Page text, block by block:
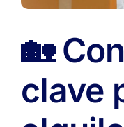
🏡
clave